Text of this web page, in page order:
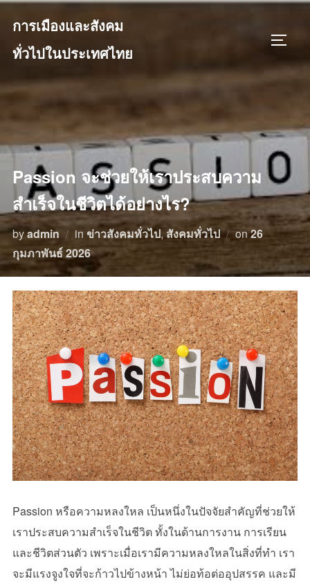
Skip
content
การเมืองและสังคม
ทั่วไปในประเทศไทย
Passion จะช่วยให้เราประสบความ
สำเร็จในชีวิตได้อย่างไร?
byadmin in ข่าวสังคมทั่วไป,สังคมทั่วไป onPosted
on
26
กุมภาพันธ์ 2026
Passion หรือความหลงใหล เป็นหนึ่งในปัจจัยสำคัญที่ช่วยให้
เราประสบความสำเร็จในชีวิต ทั้งในด้านการงาน การเรียน
และชีวิตส่วนตัว เพราะเมื่อเรามีความหลงใหลในสิ่งที่ทำ เรา
จะมีแรงจูงใจที่จะก้าวไปข้างหน้า ไม่ย่อท้อต่ออุปสรรค และมี